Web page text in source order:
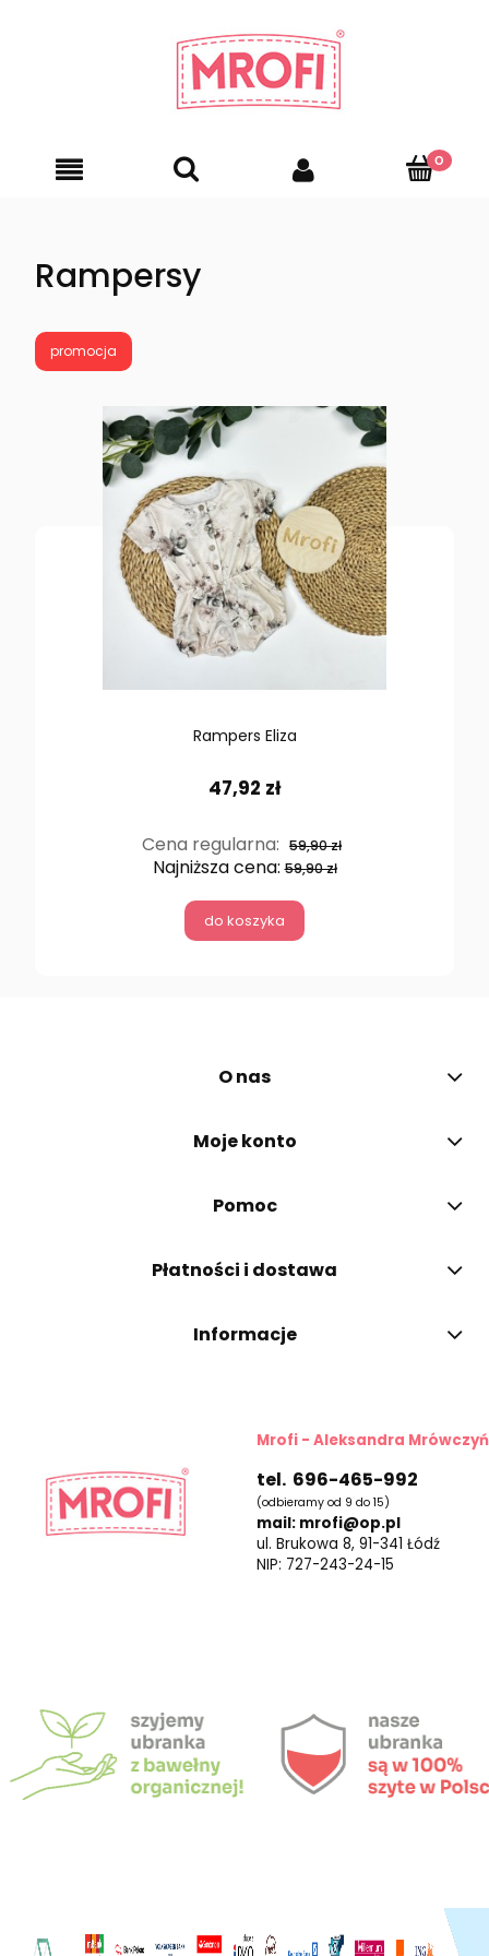
Rampersy
Rampers Eliza
47,92 zł
Cena regularna: 59,90 zł
Najniższa cena:59,90 zł
do koszyka
promocja
O nas
Moje konto
Pomoc
Płatności i dostawa
Informacje
Mrofi - Aleksandra
tel. 696-465-992
(odbieramy od 9 do 15)
mail: mrofi@op.pl
ul. Brukowa 8, 91-341 Łódź
NIP: 727-243-24-15